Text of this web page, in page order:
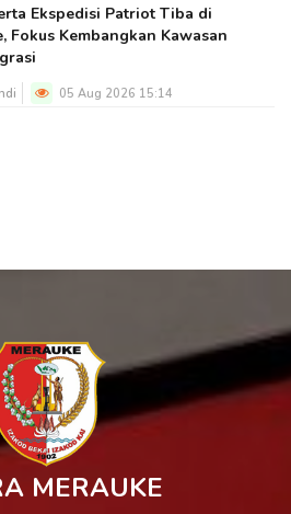
Ekspedisi Patriot Tiba di
Fokus Kembangkan Kawasan
05 Aug 2026 15:14
MERAUKE